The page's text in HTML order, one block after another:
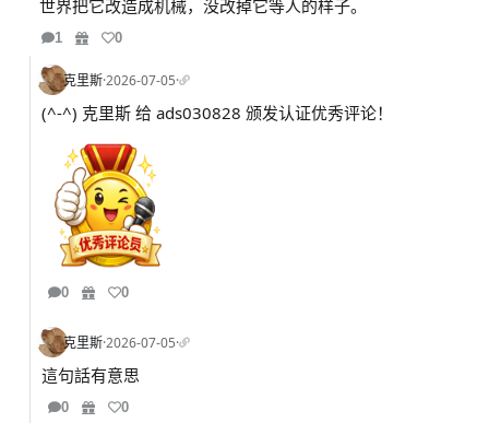
世界把它改造成机械，没改掉它等人的样子。
1 0
克里斯·2026-07-05·
(^-^) 克里斯 给 ads030828 颁发认证优秀评论！
0 0
克里斯·2026-07-05·
這句話有意思
0 0